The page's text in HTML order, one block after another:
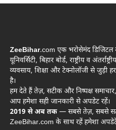
ZeeBihar.com एक भरोसेमंद डिजिटल
यूनिवर्सिटी, बिहार बोर्ड, राष्ट्रीय व
व्यवसाय, शिक्षा और टेक्नोलॉजी से जुड़ी
है।
हम देते हैं तेज़, सटीक और निष्पक्ष
आप हमेशा सही जानकारी से अपडेट रहें।
2019 से अब तक — सबसे तेज़, सबसे
ZeeBihar.com के साथ रहें हमेशा